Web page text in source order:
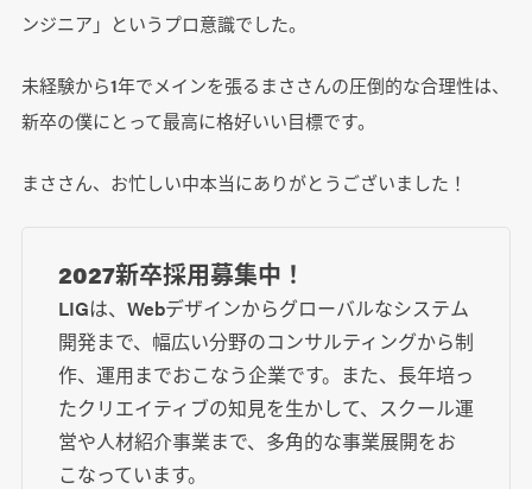
ンジニア」というプロ意識でした。
未経験から1年でメインを張るまささんの圧倒的な合理性は、
新卒の僕にとって最高に格好いい目標です。
まささん、お忙しい中本当にありがとうございました！
2027新卒採用募集中！
LIGは、Webデザインからグローバルなシステム
開発まで、幅広い分野のコンサルティングから制
作、運用までおこなう企業です。また、長年培っ
たクリエイティブの知見を生かして、スクール運
営や人材紹介事業まで、多角的な事業展開をお
こなっています。